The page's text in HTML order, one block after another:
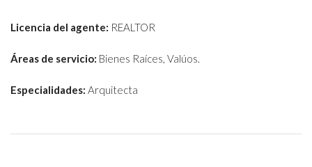
Licencia del agente: REALTOR
Áreas de servicio: Bienes Raíces, Valúos.
Especialidades: Arquitecta